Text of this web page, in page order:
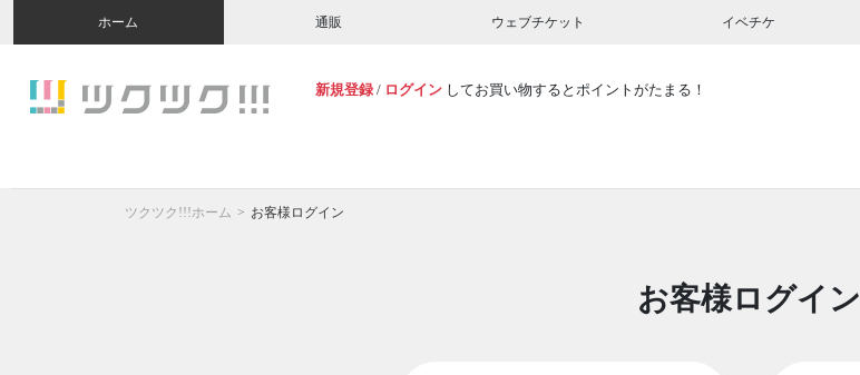
ホーム 通販 ウェブチケット イベチケ
新規登録 / ログイン してお買い物するとポイントがたまる！
ツクツク!!!ホーム お客様ログイン
お客様ログイン